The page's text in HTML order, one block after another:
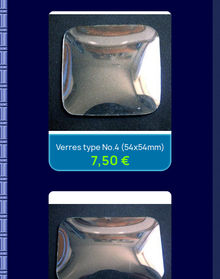
Verres type No.4 (54x54mm)
7,50 €